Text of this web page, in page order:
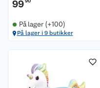
99
På lager (+100)
På lager i 9 butikker